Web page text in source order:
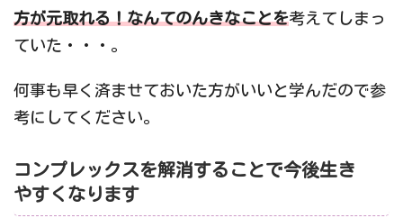
方が元取れる！なんてのんきなことを考えてしまっ
ていた・・・。
何事も早く済ませておいた方がいいと学んだので参
考にしてください。
コンプレックスを解消することで今後生き
やすくなります